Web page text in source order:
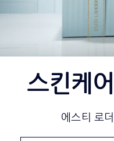
스킨케
에스티 로